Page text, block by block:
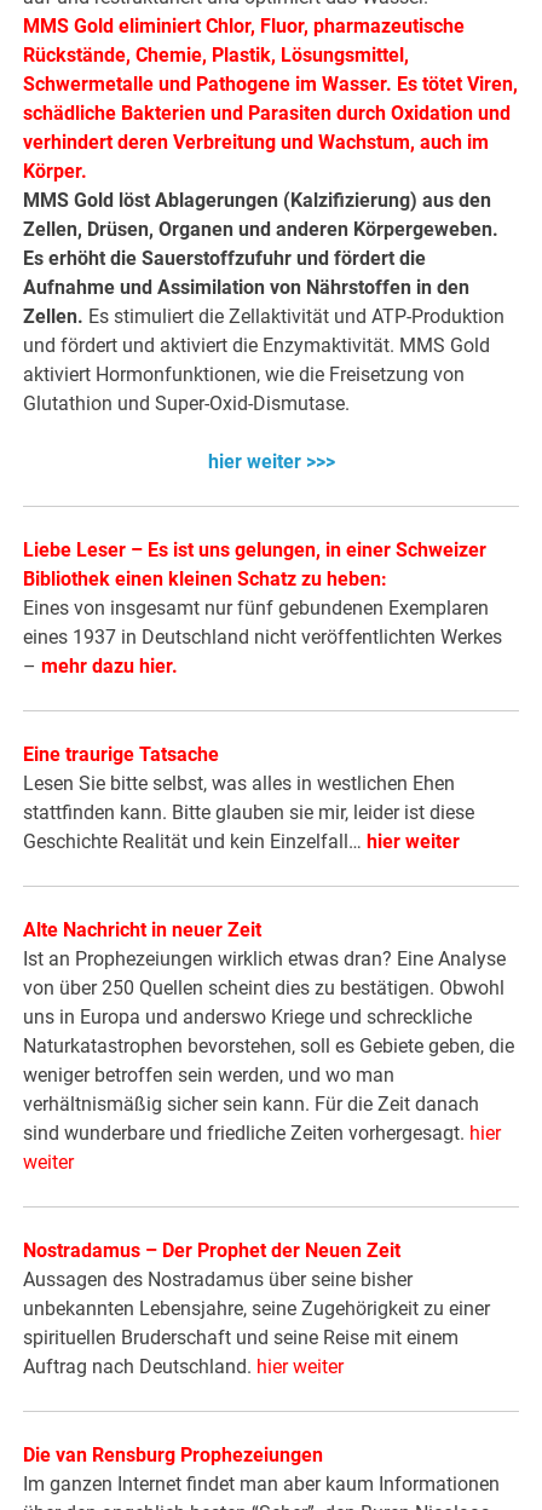
MMS Gold eliminiert Chlor, Fluor, pharmazeutische
Rückstände, Chemie, Plastik, Lösungsmittel,
Schwermetalle und Pathogene im Wasser. Es tötet Viren,
schädliche Bakterien und Parasiten durch Oxidation und
verhindert deren Verbreitung und Wachstum, auch im
Körper.
MMS Gold löst Ablagerungen (Kalzifizierung) aus den
Zellen, Drüsen, Organen und anderen Körpergeweben.
Es erhöht die Sauerstoffzufuhr und fördert die
Aufnahme und Assimilation von Nährstoffen in den
Zellen. Es stimuliert die Zellaktivität und ATP-Produktion
und fördert und aktiviert die Enzymaktivität. MMS Gold
aktiviert Hormonfunktionen, wie die Freisetzung von
Glutathion und Super-Oxid-Dismutase.
hier weiter >>>
Liebe Leser – Es ist uns gelungen, in einer Schweizer
Bibliothek einen kleinen Schatz zu heben:
Eines von insgesamt nur fünf gebundenen Exemplaren
eines 1937 in Deutschland nicht veröffentlichten Werkes
– mehr dazu hier.
Eine traurige Tatsache
Lesen Sie bitte selbst, was alles in westlichen Ehen
stattfinden kann. Bitte glauben sie mir, leider ist diese
Geschichte Realität und kein Einzelfall…hier weiter
Alte Nachricht in neuer Zeit
Ist an Prophezeiungen wirklich etwas dran? Eine Analyse
von über 250 Quellen scheint dies zu bestätigen. Obwohl
uns in Europa und anderswo Kriege und schreckliche
Naturkatastrophen bevorstehen, soll es Gebiete geben, die
weniger betroffen sein werden, und wo man
verhältnismäßig sicher sein kann. Für die Zeit danach
sind wunderbare und friedliche Zeiten vorhergesagt. hier
weiter
Nostradamus – Der Prophet der Neuen Zeit
Aussagen des Nostradamus über seine bisher
unbekannten Lebensjahre, seine Zugehörigkeit zu einer
spirituellen Bruderschaft und seine Reise mit einem
Auftrag nach Deutschland. hier weiter
Die van Rensburg Prophezeiungen
Im ganzen Internet findet man aber kaum Informationen